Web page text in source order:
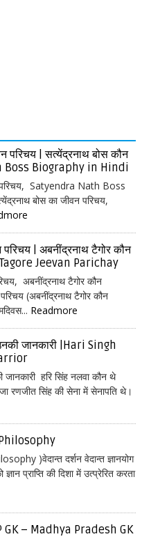
परिचय | सत्येंद्रनाथ बोस कौन
Boss Biography in Hindi
परिचय, Satyendra Nath Boss
बोस का जीवन परिचय,
परिचय | अबनींद्रनाथ टैगोर कौन
Jeevan Parichay
अबनींद्रनाथ टैगोर कौन
(अबनींद्रनाथ टैगोर कौन
Readmore
जानकारी |Hari Singh
जानकारी हरि सिंह नलवा कौन थे
रणजीत सिंह की सेना में सेनापति थे।
Philosophy
)वेदान्त दर्शन वेदान्त ज्ञानयोग
प्राप्ति की दिशा में उत्प्रेरित करता
GK – Madhya Pradesh GK